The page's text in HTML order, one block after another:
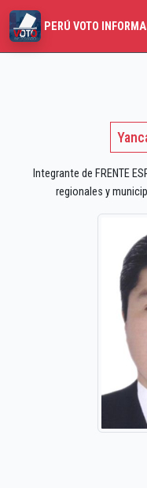
PERÚ VOTO
Integrante de FRENTE
regionales y